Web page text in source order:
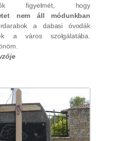
figyelmét, hogy
nem áll módunkban
a dabasi óvodák
a város szolgálatába.